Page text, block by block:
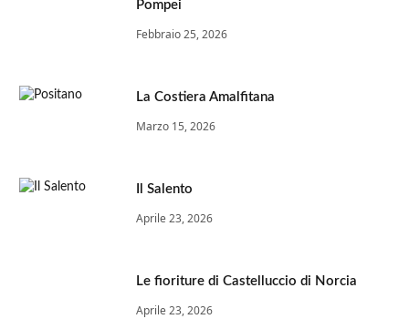
Pompei
Febbraio 25, 2026
La Costiera Amalfitana
Marzo 15, 2026
Il Salento
Aprile 23, 2026
Le fioriture di Castelluccio di Norcia
Aprile 23, 2026